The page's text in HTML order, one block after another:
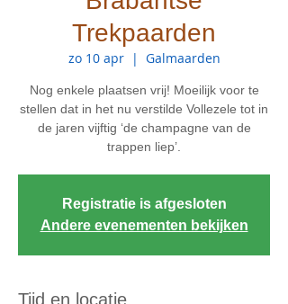
Trekpaarden
zo 10 apr
  |
Galmaarden
Nog enkele plaatsen vrij! Moeilijk voor te
stellen dat in het nu verstilde Vollezele tot in
de jaren vijftig ‘de champagne van de
trappen liep’.
Registratie is afgesloten
Andere evenementen bekijken
Tijd en locatie